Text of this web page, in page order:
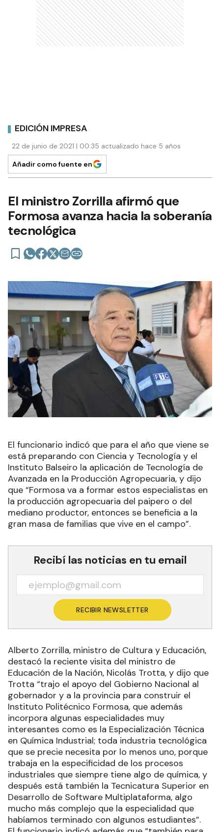
EDICIÓN IMPRESA
22 de junio de 2021 | 00:35 actualizado hace 5 años
Añadir como fuente en
El ministro Zorrilla afirmó que
Formosa avanza hacia la soberanía
tecnológica
El funcionario indicó que para el año que viene se
está preparando con Ciencia y Tecnología y el
Instituto Balseiro la aplicación de Tecnología de
Avanzada en la Producción Agropecuaria, y dijo
que “Formosa va a formar estos especialistas en
la producción agropecuaria del paipero o del
mediano productor, entonces se beneficia a la
gran masa de familias que vive en el campo”.
Recibí las noticias en tu email
RECIBIR NEWSLETTER
Alberto Zorrilla, ministro de Cultura y Educación,
destacó la reciente visita del ministro de
Educación de la Nación, Nicolás Trotta, y dijo que
Trotta “trajo el apoyo del Gobierno Nacional al
gobernador y a la provincia para construir el
Instituto Politécnico Formosa, que además
incorpora algunas especialidades muy
interesantes como es la Especialización Técnica
en Química Industrial; toda industria tecnológica
que se precie necesita por lo menos uno, porque
trabaja en la especificidad de los procesos
industriales que siempre tiene algo de química, y
después está también la Tecnicatura Superior en
Desarrollo de Software Multiplataforma, algo
mucho más complejo que la especialidad que
habíamos terminado con algunos estudiantes”.